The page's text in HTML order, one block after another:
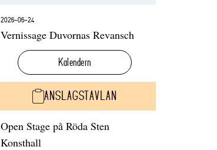
2026-06-24
Vernissage Duvornas Revansch
Kalendern
ANSLAGSTAVLAN
Open Stage på Röda Sten
Konsthall